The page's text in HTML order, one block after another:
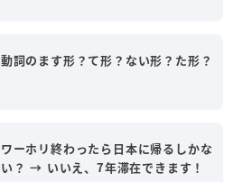
動詞のます形？て形？ない形？た形？
ワーホリ終わったら日本に帰るしかな
い？ → いいえ、7年滞在できます！